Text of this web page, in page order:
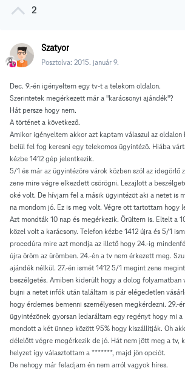
2
Szatyor
Posztolva: 2015. január 9.
Dec. 9.-én igényeltem egy tv-t a telekom oldalon.
Szerintetek megérkezett már a "karácsonyi ajándék"?
Hát persze hogy nem.
A történet a következő.
Amikor igényeltem akkor azt kaptam válaszul az oldalon
belül fel fog keresni egy telekomos ügyintézö. Hiába
kézbe 1412 gép jelentkezik.
5/1 és már az ügyintézöre várok közben szól az idegörlő
zene mire végre elkezdett csörögni. Lezajlott a
oké volt. De hívjam fel a másik ügyintézöt aki a netet is
na mondom jó. Ez is meg volt. Végre ott tartottam hogy
Azt mondták 10 nap és megérkezik. Örültem is. Eltelt a
közel volt a karácsony. Telefon kézbe 1412 újra és 5/1
procedúra mire azt mondja az illető hogy 24.-ig
újra öröm az ürömben. 24.-én a tv nem érkezett meg.
ajándék nélkül. 27.-én ismét 1412 5/1 megint zene
beszélgetés. Amiben kiderült hogy a dolog folyamatban
bujni a netet infók után találtam is pár elégedetlen
hogy érdemes bemenni személyesen megkérdezni. 29.-
ügyintézönek gyorsan ledaráltam egy regényt hogy mi a
mondott a két ünnep között 95% hogy kiszállítják. Oh
délelőtt végre megérkezik de jó. Hát nem jött meg a tv,
helyzet így választottam a *******, majd jön opciót.
De nehogy már feladjam én nem arról vagyok híres.